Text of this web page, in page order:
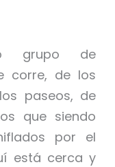
grupo de
corre, de los
paseos, de
que siendo
por el
está cerca y